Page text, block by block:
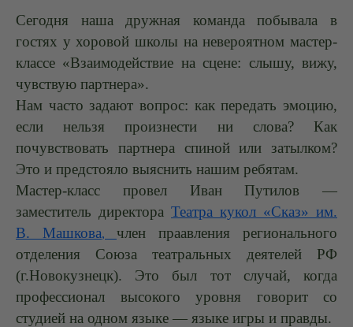
Сегодня наша дружная команда побывала в
гостях у хоровой школы на невероятном мастер-
классе «Взаимодействие на сцене: слышу, вижу,
чувствую партнера».
Нам часто задают вопрос: как передать эмоцию,
если нельзя произнести ни слова? Как
почувствовать партнера спиной или затылком?
Это и предстояло выяснить нашим ребятам.
Мастер-класс провел Иван Путилов —
заместитель директора Театра кукол «Сказ» им.
В. Машкова, член праавления регионального
отделения Союза театральных деятелей РФ
(г.Новокузнецк). Это был тот случай, когда
профессионал высокого уровня говорит со
студией на одном языке — языке игры и правды.